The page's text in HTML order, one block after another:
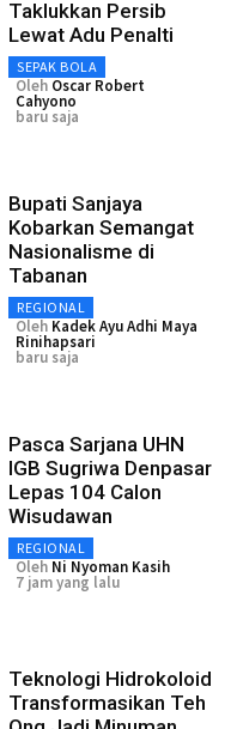
Taklukkan Persib
Lewat Adu Penalti
SEPAK BOLA
Oleh Oscar Robert
Cahyono
baru saja
Bupati Sanjaya
Kobarkan Semangat
Nasionalisme di
Tabanan
REGIONAL
Oleh Kadek Ayu Adhi Maya
Rinihapsari
baru saja
Pasca Sarjana UHN
IGB Sugriwa Denpasar
Lepas 104 Calon
Wisudawan
REGIONAL
Oleh Ni Nyoman Kasih
7 jam yang lalu
Teknologi Hidrokoloid
Transformasikan Teh